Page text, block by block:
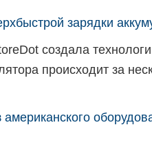
зарядки
создала
происходит за